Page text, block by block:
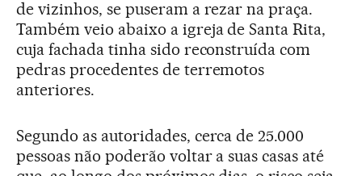
de vizinhos, se puseram a rezar na praça.
Também veio abaixo a igreja de Santa Rita,
cuja fachada tinha sido reconstruída com
pedras procedentes de terremotos
anteriores.
Segundo as autoridades, cerca de 25.000
pessoas não poderão voltar a suas casas até